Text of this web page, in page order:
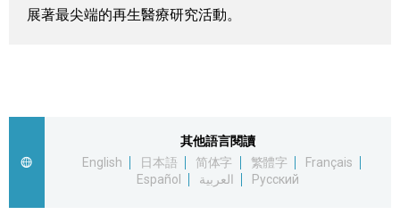
更多
政治外交
社會
展著最尖端的再生醫療研究活動。
其他語言閱讀
English
日本語 简体字 繁體字
Français
Español
العربية Русский